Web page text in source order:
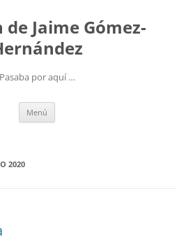
de Jaime Gómez-
Pasaba por aquí …
Menú
2020